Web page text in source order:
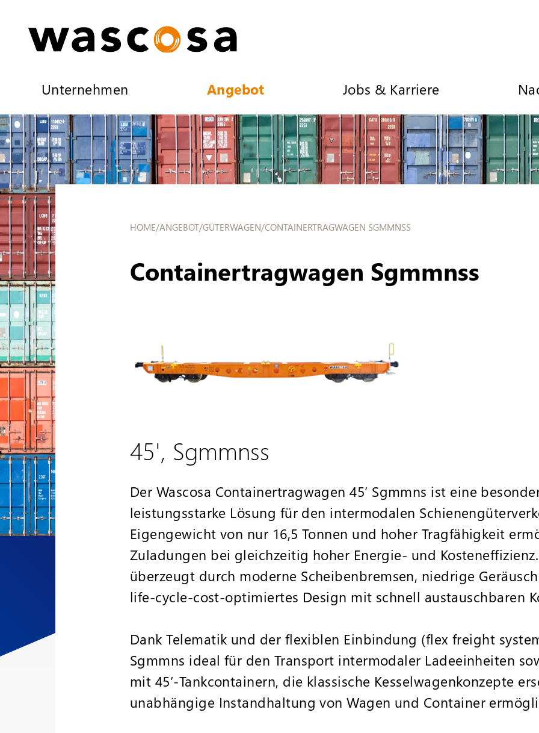
Unternehmen Angebot Jobs & Karriere
HOME/ANGEBOT/GÜTERWAGEN/CONTAINERTRAGWAGEN SGMMNSS
Containertragwagen Sgmmnss
45', Sgmmnss
Der Wascosa Containertragwagen 45’ Sgmmns ist eine
leistungsstarke Lösung für den intermodalen
Eigengewicht von nur 16,5 Tonnen und hoher Tragfähigkeit
Zuladungen bei gleichzeitig hoher Energie- und
überzeugt durch moderne Scheibenbremsen, niedrige
life-cycle-cost-optimiertes Design mit schnell austauschbaren
Dank Telematik und der flexiblen Einbindung (flex freight
Sgmmns ideal für den Transport intermodaler Ladeeinheiten
mit 45’-Tankcontainern, die klassische Kesselwagenkonzepte
unabhängige Instandhaltung von Wagen und Container